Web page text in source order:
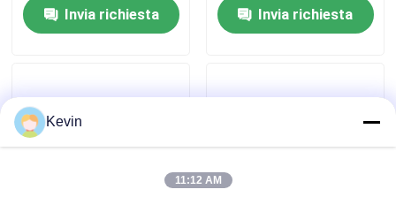
Notizie
taglienti del hss
Invia richiesta
Invia richiesta
Kevin
11:12 AM